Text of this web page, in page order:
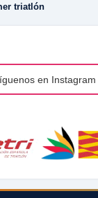
triatlón
en Instagram